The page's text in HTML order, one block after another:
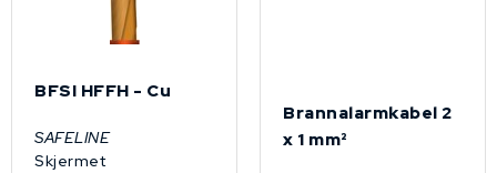
BFSI HFFH - Cu
SAFELINE
Skjermet
Brannalarmkabel 2
x 1 mm²